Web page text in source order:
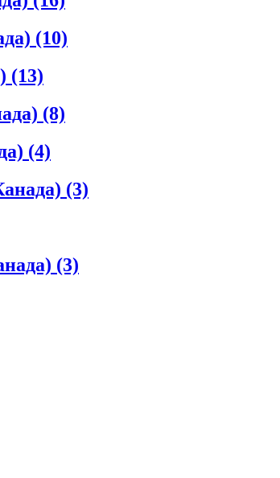
(10)
(13)
(8)
(4)
(3)
(3)